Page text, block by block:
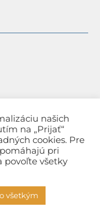
našich
na „Prijať“
cookies. Pre
pri
povoľte všetky
všetkým